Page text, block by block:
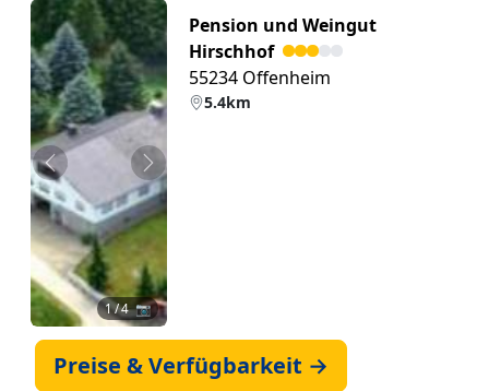
Zurück Weiter
1/ 4 📷
Pension und Weingut
Hirschhof
55234 Offenheim
5.4km
Preise & Verfügbarkeit →